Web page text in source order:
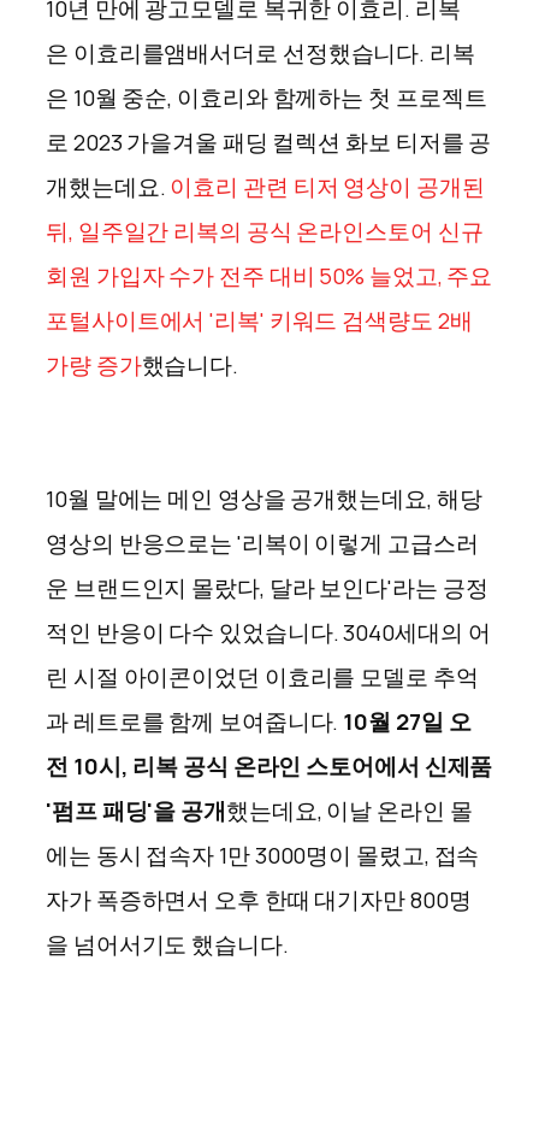
10년 만에 광고모델로 복귀한 이효리. 리복
은 이효리를앰배서더로 선정했습니다. 리복
은 10월 중순, 이효리와 함께하는 첫 프로젝트
로 2023 가을겨울 패딩 컬렉션 화보 티저를공
개했는데요.이효리 관련 티저 영상이 공개된
뒤, 일주일간 리복의 공식 온라인스토어 신규
회원 가입자 수가 전주 대비 50% 늘었고, 주요
포털사이트에서 '리복' 키워드 검색량도 2배
가량 증가했습니다.
10월 말에는 메인 영상을 공개했는데요, 해당
영상의 반응으로는 '리복이 이렇게 고급스러
운 브랜드인지 몰랐다, 달라보인다'라는 긍정
적인 반응이 다수 있었습니다. 3040세대의 어
린 시절 아이콘이었던 이효리를 모델로 추억
과 레트로를 함께 보여줍니다. 10월 27일 오
전 10시, 리복 공식 온라인 스토어에서 신제품
'펌프 패딩'을 공개했는데요, 이날 온라인 몰
에는 동시 접속자1만 3000명이 몰렸고, 접속
자가 폭증하면서 오후 한때 대기자만 800명
을 넘어서기도 했습니다.